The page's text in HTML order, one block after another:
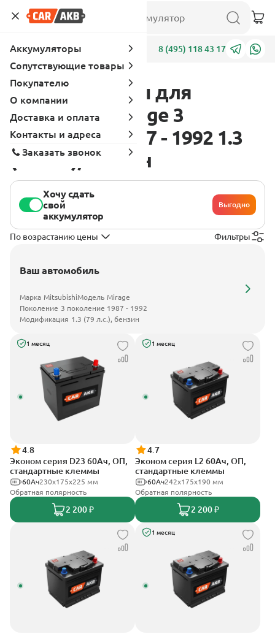
Адреса 8 (495) 118 43 17
Аккумуляторы для
Mitsubishi Mirage 3
поколение 1987 - 1992 1.3
(79 л.с.), бензин
Хочу сдать
свой
аккумулятор
Выгодно
По возрастанию цены Фильтры
Ваш автомобиль
Марка MitsubishiМодель Mirage
Поколение 3 поколение 1987 - 1992
Модификация 1.3 (79 л.с.), бензин
1 месяц
4.8
Эконом серия D23 60Ач, ОП,
стандартные клеммы
230x175x225 мм
60Ач
Обратная полярность
2 200 ₽
1 месяц
4.7
Эконом серия L2 60Ач, ОП,
стандартные клеммы
242х175х190 мм
60Ач
Обратная полярность
2 200 ₽
1 месяц
Аккумуляторы
Сопутствующие товары
Покупателю
О компании
Доставка и оплата
Контакты и адреса
Заказать звонок